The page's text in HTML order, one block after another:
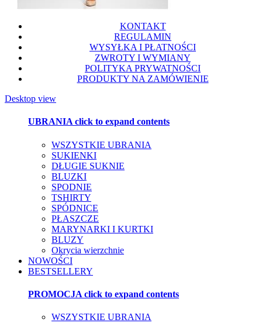
KONTAKT
REGULAMIN
WYSYŁKA I PŁATNOŚCI
ZWROTY I WYMIANY
POLITYKA PRYWATNOŚCI
PRODUKTY NA ZAMÓWIENIE
Desktop view
UBRANIAclick to expand contents
WSZYSTKIE UBRANIA
SUKIENKI
DŁUGIE SUKNIE
BLUZKI
SPODNIE
TSHIRTY
SPÓDNICE
PŁASZCZE
MARYNARKI I KURTKI
BLUZY
Okrycia wierzchnie
NOWOŚCI
BESTSELLERY
PROMOCJA click to expand contents
WSZYSTKIE UBRANIA